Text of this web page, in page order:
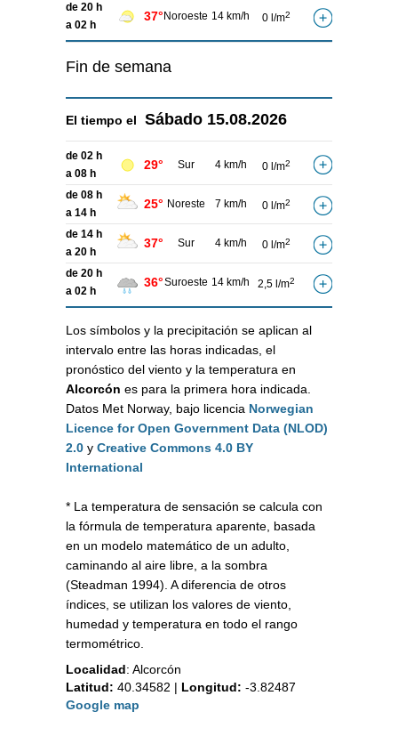
de 20 h
a 02 h
37° Noroeste 14 km/h 0 l/m2
Fin de semana
El tiempo el Sábado 15.08.2026
de 02 h
a 08 h
29° Sur 4 km/h 0 l/m2
de 08 h
a 14 h
25° Noreste 7 km/h 0 l/m2
de 14 h
a 20 h
37° Sur 4 km/h 0 l/m2
de 20 h
a 02 h
36°Suroeste 14 km/h 2,5 l/m2
Los símbolos y la precipitación se aplican al
intervalo entre las horas indicadas, el
pronóstico del viento y la temperatura en
Alcorcón es para la primera hora indicada.
Datos Met Norway, bajo licencia Norwegian
Licence for Open Government Data (NLOD)
2.0 y Creative Commons 4.0 BY
International
* La temperatura de sensación se calcula con
la fórmula de temperatura aparente, basada
en un modelo matemático de un adulto,
caminando al aire libre, a la sombra
(Steadman 1994). A diferencia de otros
índices, se utilizan los valores de viento,
humedad y temperatura en todo el rango
termométrico.
Localidad: Alcorcón
Latitud: 40.34582 | Longitud: -3.82487
Google map